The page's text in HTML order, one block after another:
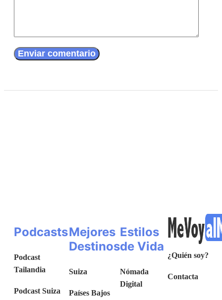
Podcasts
Podcast
Tailandia
Podcast Suiza
Mejores
Destinos
Suiza
Países Bajos
Estilos
de Vida
Nómada
Digital
¿Quién soy?
Contacta